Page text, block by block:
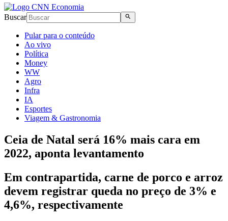
Buscar
Pular para o conteúdo
Ao vivo
Política
Money
WW
Agro
Infra
IA
Esportes
Viagem & Gastronomia
Ceia de Natal será 16% mais cara em
2022, aponta levantamento
Em contrapartida, carne de porco e arroz
devem registrar queda no preço de 3% e
4,6%, respectivamente